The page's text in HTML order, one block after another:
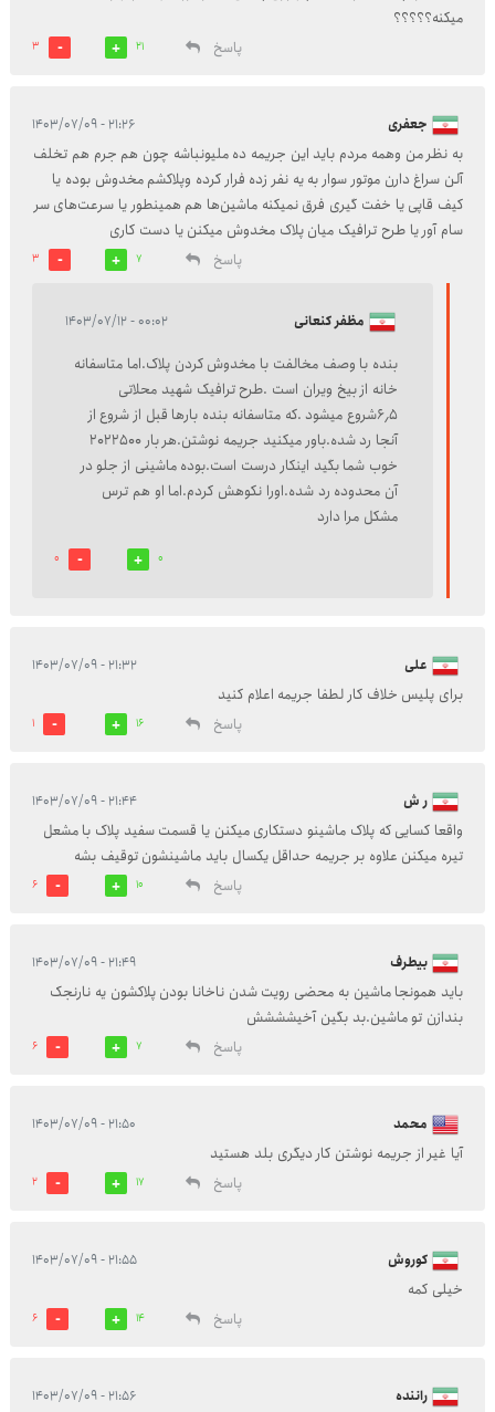
میکنه؟؟؟؟؟
پاسخ
21
3
جعفری ۲۱:۲۶ - ۱۴۰۳/۰۷/۰۹
به نظر من وهمه مردم باید این جریمه ده ملیونباشه چون هم جرم هم تخلف
آلن سراغ دارن موتور سوار به یه نفر زده فرار کرده وپلاکشم مخدوش بوده یا
کیف قاپی یا خفت گیری فرق نمیکنه ماشین‌ها هم همینطور یا سرعت‌های سر
سام آور یا طرح ترافیک میان پلاک مخدوش میکنن یا دست کاری
پاسخ
7
3
مظفر کنعانی ۰۰:۰۲ - ۱۴۰۳/۰۷/۱۲
بنده با وصف مخالفت با مخدوش کردن پلاک.اما متاسفانه
خانه از بیخ ویران است .طرح ترافیک شهید محلاتی
۶٫۵شروع میشود .که متاسفانه بنده بارها قبل از شروع از
آنجا رد شده.باور میکنید جریمه نوشتن.هر بار ۲۰۲۲۵۰۰
خوب شما بگید اینکار درست است.بوده ماشینی از جلو در
آن محدوده رد شده.اورا نکوهش کردم.اما او هم ترس
مشکل مرا دارد
0
0
علی ۲۱:۳۲ - ۱۴۰۳/۰۷/۰۹
برای پلیس خلاف کار لطفا جریمه اعلام کنید
پاسخ
16
1
ر ش ۲۱:۴۴ - ۱۴۰۳/۰۷/۰۹
واقعا کسایی که پلاک ماشینو دستکاری میکنن یا قسمت سفید پلاک با مشعل
تیره میکنن علاوه بر جریمه حداقل یکسال باید ماشینشون توقیف بشه
پاسخ
10
6
بیطرف ۲۱:۴۹ - ۱۴۰۳/۰۷/۰۹
باید همونجا ماشین به محضی رویت شدن ناخانا بودن پلاکشون یه نارنجک
بندازن تو ماشین.بد بگین آخیشششش
پاسخ
7
6
محمد ۲۱:۵۰ - ۱۴۰۳/۰۷/۰۹
آیا غیر از جریمه نوشتن کار دیگری بلد هستید
پاسخ
17
2
کوروش ۲۱:۵۵ - ۱۴۰۳/۰۷/۰۹
خیلی کمه
پاسخ
14
6
راننده ۲۱:۵۶ - ۱۴۰۳/۰۷/۰۹